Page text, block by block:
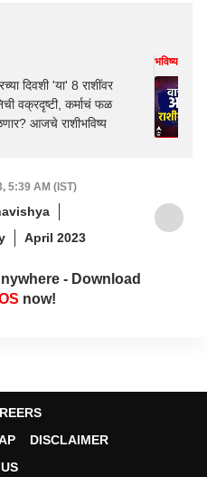
दिवशी 'या' 8 राशींवर
वक्रदृष्टी, कर्माचं फळ
आजचे राशीभविष्य
भविष्य
5:39 AM (IST)
April 2023
- Download
now!
DISCLAIMER